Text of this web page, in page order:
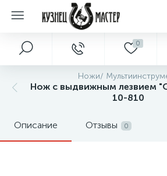
0
Ножи/
Нож с выдвижным лезвием
10-810
Описание Отзывы 0